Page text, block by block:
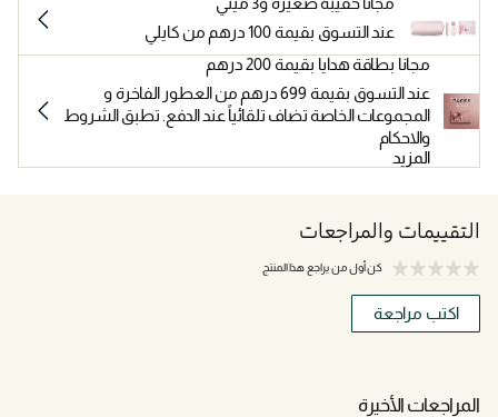
عند التسوق بقيمة 100 درهم من كايلي
مجانا بطاقة هدايا بقيمة 200 درهم
عند التسوق بقيمة 699 درهم من العطور الفاخرة و
المجموعات الخاصة تضاف تلقائياً عند الدفع. تطبق الشروط
والاحكام
المزيد
التقييمات والمراجعات
كن أول من يراجع هذا المنتج
اكتب مراجعة
المراجعات الأخيرة